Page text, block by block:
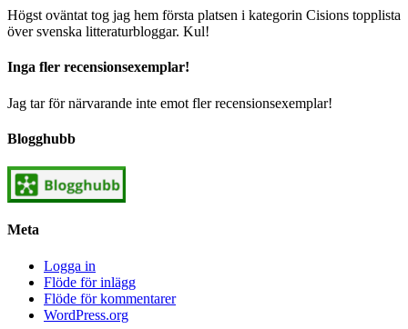
Högst oväntat tog jag hem första platsen i kategorin Cisions topplista
över svenska litteraturbloggar. Kul!
Inga fler recensionsexemplar!
Jag tar för närvarande inte emot fler recensionsexemplar!
Blogghubb
Meta
Logga in
Flöde för inlägg
Flöde för kommentarer
WordPress.org